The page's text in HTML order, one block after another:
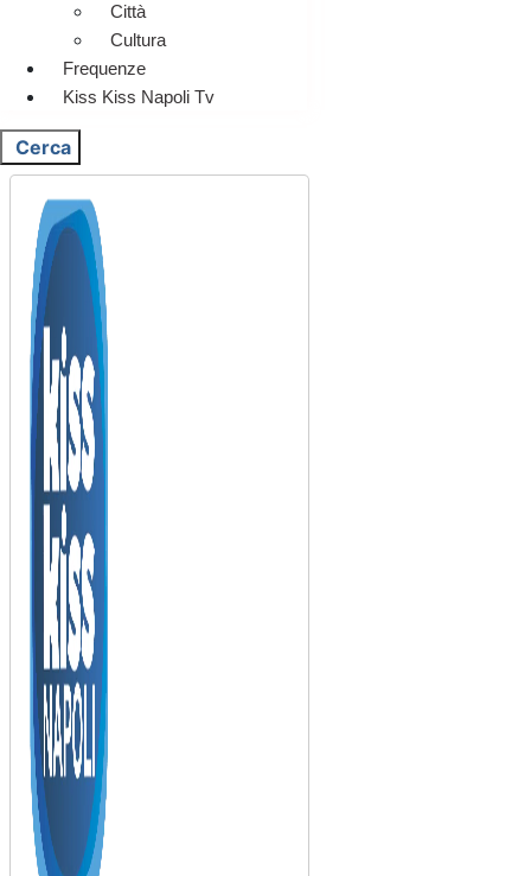
Città
Cultura
Frequenze
Kiss Kiss Napoli Tv
Cerca